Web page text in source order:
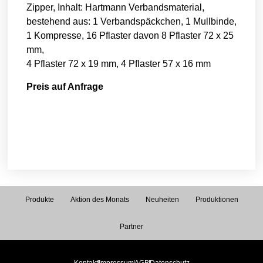
Zipper, Inhalt: Hartmann Verbandsmaterial,
bestehend aus: 1 Verbandspäckchen, 1 Mullbinde,
1 Kompresse, 16 Pflaster davon 8 Pflaster 72 x 25
mm,
4 Pflaster 72 x 19 mm, 4 Pflaster 57 x 16 mm
Preis auf Anfrage
Produkte Aktion des Monats Neuheiten Produktionen
Partner